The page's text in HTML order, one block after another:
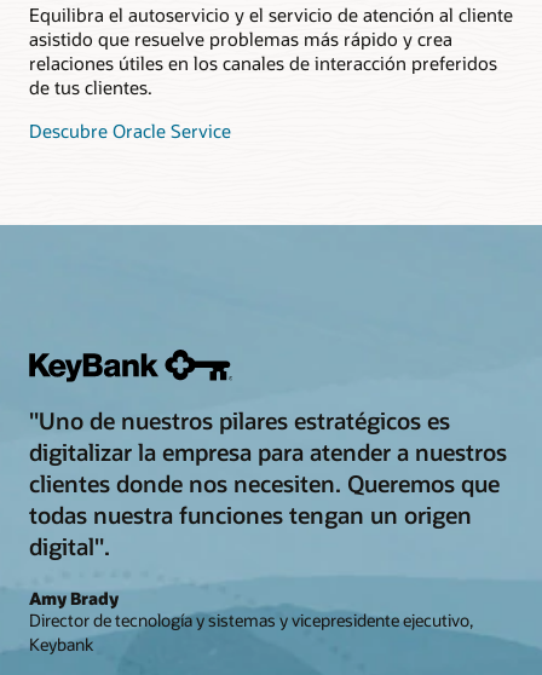
Equilibra el autoservicio y el servicio de atención al cliente
asistido que resuelve problemas más rápido y crea
relaciones útiles en los canales de interacción preferidos
de tus clientes.
Descubre Oracle Service
"Uno de nuestros pilares estratégicos es
digitalizar la empresa para atender a nuestros
clientes donde nos necesiten. Queremos que
todas nuestra funciones tengan un origen
digital".
Amy Brady
Director de tecnología y sistemas y vicepresidente ejecutivo,
Keybank